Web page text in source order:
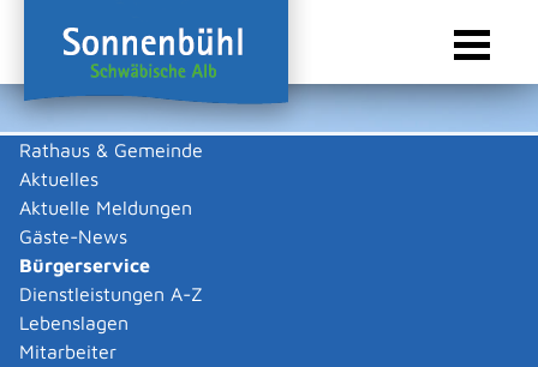
Rathaus & Gemeinde
Aktuelles
Aktuelle Meldungen
Gäste-News
Bürgerservice
Dienstleistungen A-Z
Lebenslagen
Mitarbeiter
Sie sind hier:
Bürgerservice
Behördenwegweiser